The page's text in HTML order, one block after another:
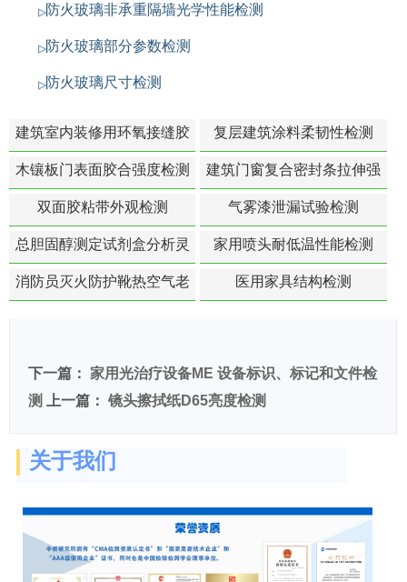
防火玻璃非承重隔墙光学性能检测
防火玻璃部分参数检测
防火玻璃尺寸检测
建筑室内装修用环氧接缝胶
苯含量检测
复层建筑涂料柔韧性检测
木镶板门表面胶合强度检测
建筑门窗复合密封条拉伸强
度-硬质塑料材料检测
双面胶粘带外观检测 气雾漆泄漏试验检测
总胆固醇测定试剂盒分析灵
敏度检测
家用喷头耐低温性能检测
消防员灭火防护靴热空气老
医用家具结构检测
下一篇： 家用光治疗设备ME 设备标识、标记和文件检
测
上一篇： 镜头擦拭纸D65亮度检测
关于我们